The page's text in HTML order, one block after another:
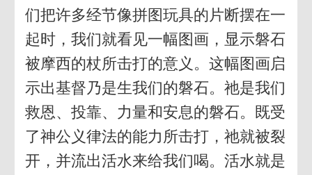
们把许多经节像拼图玩具的片断摆在一
起时，我们就看见一幅图画，显示磐石
被摩西的杖所击打的意义。这幅图画启
示出基督乃是生我们的磐石。祂是我们
救恩、投靠、力量和安息的磐石。既受
了神公义律法的能力所击打，祂就被裂
开，并流出活水来给我们喝。活水就是